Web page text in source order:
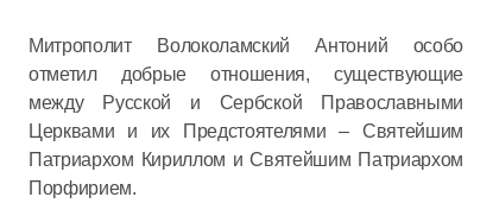
Митрополит Волоколамский Антоний особо
отметил добрые отношения, существующие
между Русской и Сербской Православными
Церквами и их Предстоятелями – Святейшим
Патриархом Кириллом и Святейшим Патриархом
Порфирием.